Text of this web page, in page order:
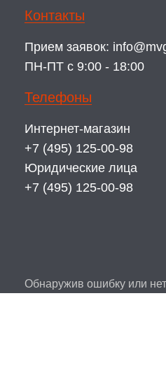
Контакты
Прием заявок:
ПН-ПТ с 9:00 - 18:00
Телефоны
Интернет-магазин
+7 (495) 125-00-98
Юридические лица
+7 (495) 125-00-98
Обнаружив ошибку или